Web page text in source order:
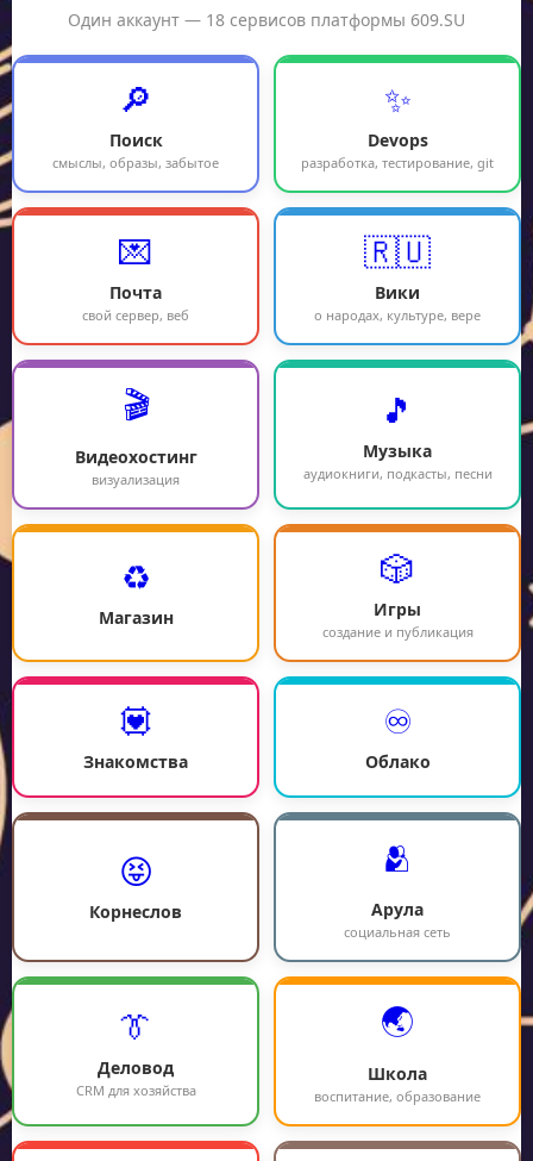
Один аккаунт — 18 сервисов платформы 609.SU
🔎
Поиск
смыслы, образы, забытое
✨
Devops
разработка, тестирование, git
💌
Почта
свой сервер, веб
🇷🇺
Вики
о народах, культуре, вере
🎬
Видеохостинг
визуализация
🎵
Музыка
аудиокниги, подкасты, песни
♻️
Магазин
🎲
Игры
создание и публикация
💟
Знакомства
♾️
Облако
😝
Корнеслов
🫂
Арула
социальная сеть
👔
Деловод
CRM для хозяйства
🌏
Школа
воспитание, образование